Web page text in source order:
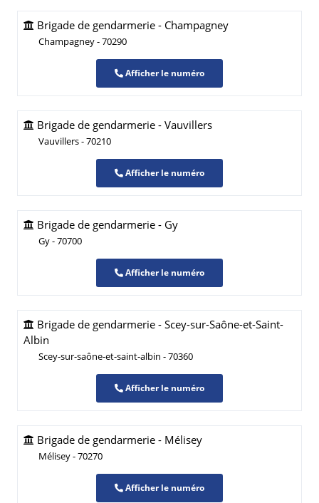
Brigade de gendarmerie - Champagney
Champagney - 70290
Afficher le numéro
Brigade de gendarmerie - Vauvillers
Vauvillers - 70210
Afficher le numéro
Brigade de gendarmerie - Gy
Gy - 70700
Afficher le numéro
Brigade de gendarmerie - Scey-sur-Saône-et-Saint-
Albin
Scey-sur-saône-et-saint-albin - 70360
Afficher le numéro
Brigade de gendarmerie - Mélisey
Mélisey - 70270
Afficher le numéro